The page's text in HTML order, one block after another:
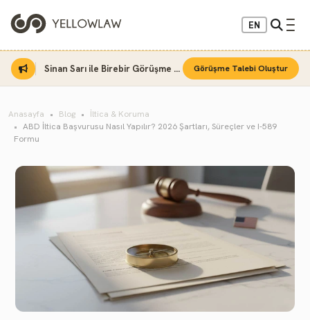
EN
Sinan Sarı ile Birebir Görüşme Fırsatı Görüşme Talebi Oluştur
Anasayfa Blog
İltica & Koruma
ABD İltica Başvurusu Nasıl Yapılır? 2026 Şartları, Süreçler ve I-589
Formu